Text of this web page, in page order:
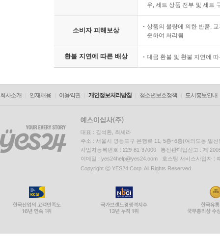
우, 세트 상품 전부 및 세트
소비자 피해보상
상품의 불량에 의한 반품,
준하여 처리됨
환불 지연에 따른 배상 대금 환불 및 환불 지연에
회사소개 인재채용 이용약관 개인정보처리방침 청소년보호정책 도서홍보안내
대표 : 김석환, 최세라
주소 : 서울시 영등포구 은행로 11, 5층~6층(여의도동,일신
사업자등록번호 : 229-81-37000 통신판매업신고 : 제
이메일 : yes24help@yes24.com 호스팅 서비스사업자 :
Copyright ⓒ YES24 Corp. All Rights Reserved.